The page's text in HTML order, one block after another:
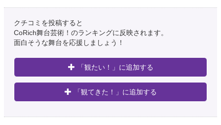
クチコミを投稿すると
CoRich舞台芸術！のランキングに反映されます。
面白そうな舞台を応援しましょう！
「観たい！」に追加する
「観てきた！」に追加する